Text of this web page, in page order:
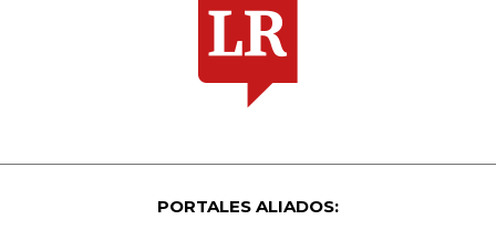
PORTALES ALIADOS: